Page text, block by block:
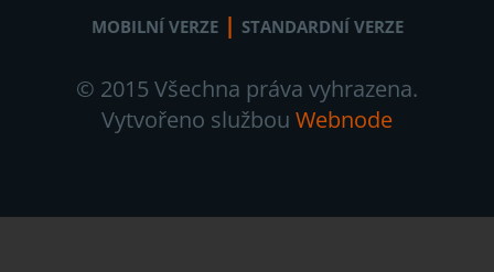
MOBILNÍ VERZE | STANDARDNÍ VERZE
© 2015 Všechna práva vyhrazena.
Vytvořeno službou Webnode